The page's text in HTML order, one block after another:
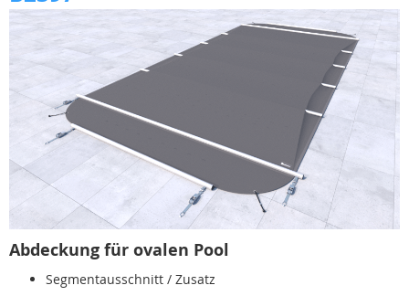
Abdeckung für ovalen Pool
Segmentausschnitt / Zusatz